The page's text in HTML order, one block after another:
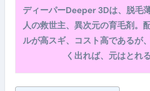
ディーパーDeeper 3Dは、脱毛
人の救世主、異次元の育毛剤。
ルが高スギ、コスト高であるが
く出れば、元はとれる